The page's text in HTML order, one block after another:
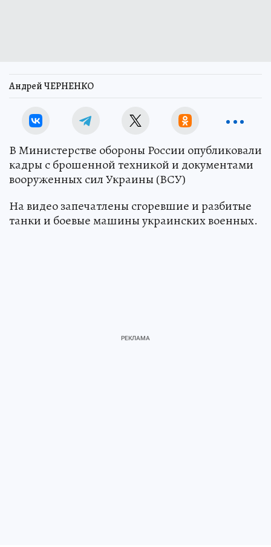
Андрей ЧЕРНЕНКО
В Министерстве обороны России опубликовали
кадры с брошенной техникой и документами
вооруженных сил Украины (ВСУ)
На видео запечатлены сгоревшие и разбитые
танки и боевые машины украинских военных.